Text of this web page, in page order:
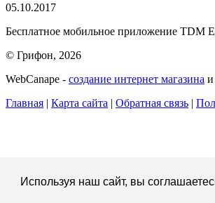
Используя наш сайт, вы
05.10.2017
Бесплатное мобильное приложение TDM
© Грифон, 2026
WebCanape - создание интернет магазина и
Главная | Карта сайта | Обратная связь |